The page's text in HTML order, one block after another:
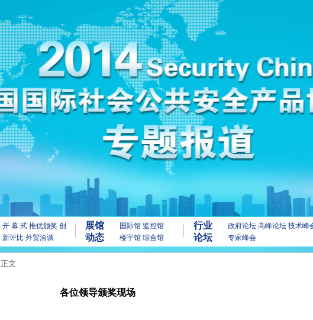
开 幕 式 推优颁奖 创
新评比 外贸洽谈
展馆
动态
国际馆 监控馆
楼宇馆 综合馆
行业
论坛
政府论坛 高峰论坛 技术峰
专家峰会
正文
各位领导颁奖现场